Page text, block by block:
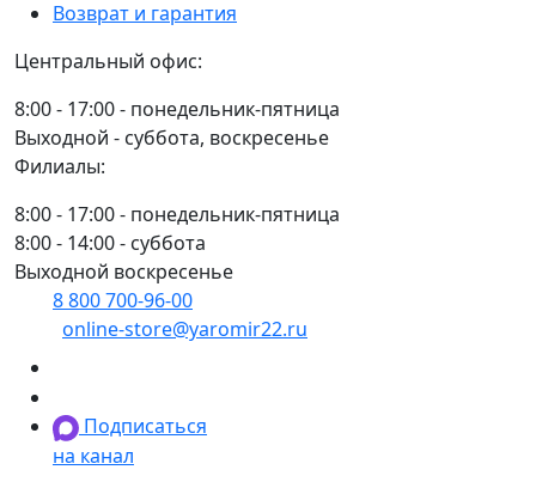
Возврат и гарантия
Центральный офис:
8:00 - 17:00 - понедельник-пятница
Выходной - суббота, воскресенье
Филиалы:
8:00 - 17:00 - понедельник-пятница
8:00 - 14:00 - суббота
Выходной воскресенье
8 800 700-96-00
online-store@yaromir22.ru
Подписаться
на канал